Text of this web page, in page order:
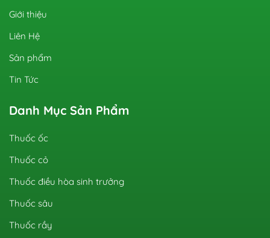
Giới thiệu
Liên Hệ
Sản phẩm
Tin Tức
Danh Mục Sản Phẩm
Thuốc ốc
Thuốc cỏ
Thuốc điều hòa sinh trưởng
Thuốc sâu
Thuốc rầy